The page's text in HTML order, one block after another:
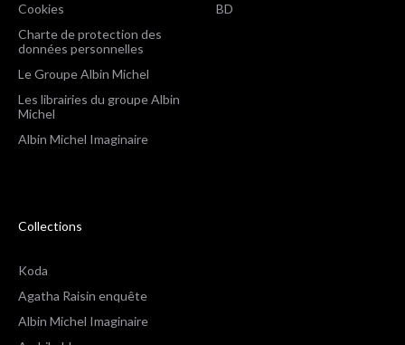
Cookies
Charte de protection des
données personnelles
Le Groupe Albin Michel
Les librairies du groupe Albin
Michel
Albin Michel Imaginaire
BD
Collections
Koda
Agatha Raisin enquête
Albin Michel Imaginaire